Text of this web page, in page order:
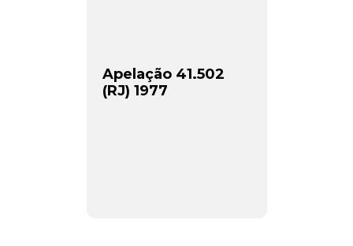
Apelação 41.502
(RJ) 1977